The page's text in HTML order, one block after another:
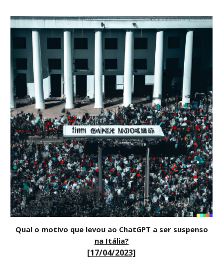
Qual o motivo que levou ao ChatGPT a ser suspenso
na Itália?
[17/04/2023]